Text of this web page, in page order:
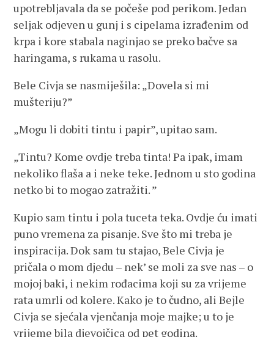
upotrebljavala da se počeše pod perikom. Jedan
seljak odjeven u gunj i s cipelama izrađenim od
krpa i kore stabala naginjao se preko bačve sa
haringama, s rukama u rasolu.
Bele Civja se nasmiješila: „Dovela si mi
mušteriju?”
„Mogu li dobiti tintu i papir”, upitao sam.
„Tintu? Kome ovdje treba tinta! Pa ipak, imam
nekoliko flaša a i neke teke. Jednom u sto godina
netko bi to mogao zatražiti. ”
Kupio sam tintu i pola tuceta teka. Ovdje ću imati
puno vremena za pisanje. Sve što mi treba je
inspiracija. Dok sam tu stajao, Bele Civja je
pričala o mom djedu – nek’ se moli za sve nas – o
mojoj baki, i nekim rođacima koji su za vrijeme
rata umrli od kolere. Kako je to čudno, ali Bejle
Civja se sjećala vjenčanja moje majke; u to je
vrijeme bila djevojčica od pet godina.